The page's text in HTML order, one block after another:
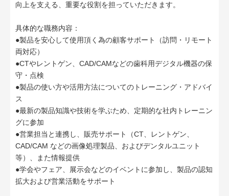
向上を支える、重要な役割を担っていただきます。
具体的な職務内容：
●製品を安心して使用頂く為の顧客サポート（訪問・リモート
両対応）
●CTやレントゲン、CAD/CAMなどの歯科用デジタル機器の保
守・点検
●製品の使い方や活用方法についてのトレーニング・アドバイ
ス
●最新の製品知識や技術を学ぶため、定期的な社内トレーニン
グに参加
●営業担当と連携し、販売サポート（CT、レントゲン、
CAD/CAM などの画像処理製品、およびデンタルユニット
等）、また情報提供
●学会やフェア、展示会などのイベントに参加し、製品の認知
拡大および営業活動をサポート